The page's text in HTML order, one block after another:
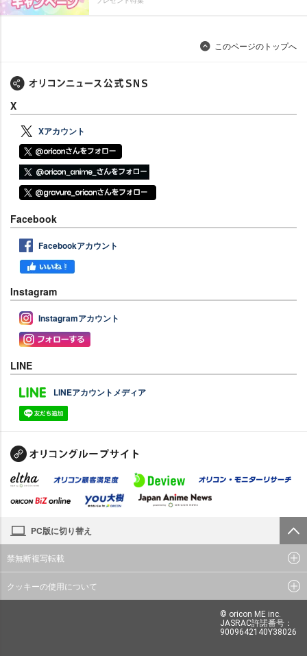
このページのトップへ
X
Xアカウント
Facebook
Facebookアカウント
Instagram
Instagramアカウント
LINE
LINEアカウントメディア
PC版に切り替え
禁無断複写転載
クッキーの使用について
© oricon ME inc.
JASRAC許諾番号：
9009642140Y38026